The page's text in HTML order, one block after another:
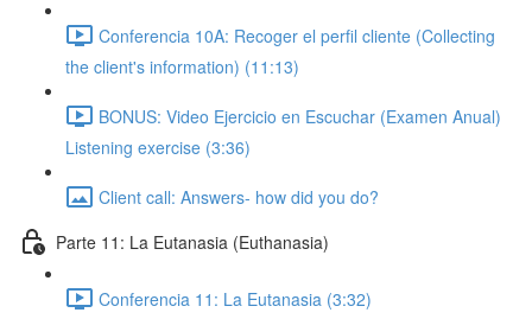
Conferencia 10A: Recoger el perfil cliente (Collecting
the client's information) (11:13)
BONUS: Video Ejercicio en Escuchar (Examen Anual)
Listening exercise (3:36)
Client call: Answers- how did you do?
Parte 11: La Eutanasia (Euthanasia)
Conferencia 11: La Eutanasia (3:32)